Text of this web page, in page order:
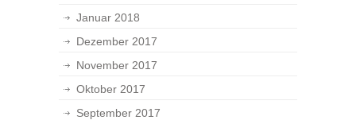
Januar 2018
Dezember 2017
November 2017
Oktober 2017
September 2017